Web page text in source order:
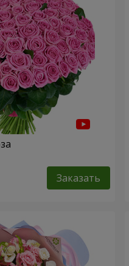
Заказать